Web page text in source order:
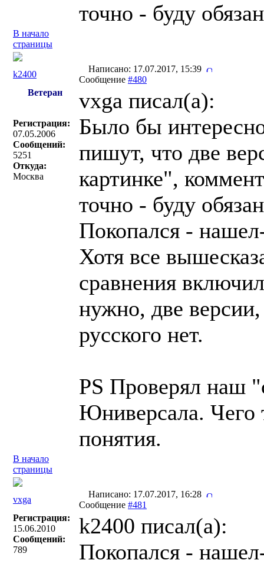
точно - буду
В начало
страницы
k2400
Написано: 17.07.2017, 15:39
Сообщение #480
Ветеран
Регистрация:
07.05.2006
Сообщений:
5251
Откуда:
Москва
vxga писал(a):
Было бы
пишут, что две
картинке",
точно - буду
Покопался -
Хотя все
сравнения
нужно, две
русского нет.
PS Проверял наш
Юниверсала. Чего
понятия.
В начало
страницы
vxga
Написано: 17.07.2017, 16:28
Сообщение #481
Регистрация:
15.06.2010
Сообщений:
789
k2400 писал(a):
Покопался -